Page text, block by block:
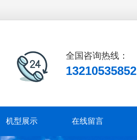
全国咨询热线：
13210535852
机型展示 在线留言